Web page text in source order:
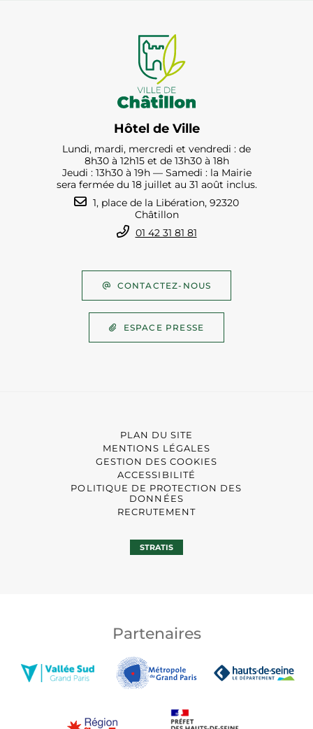
Hôtel de Ville
Lundi, mardi, mercredi et vendredi : de
8h30 à 12h15 et de 13h30 à 18h
Jeudi : 13h30 à 19h — Samedi : la Mairie
sera fermée du 18 juillet au 31 août inclus.
1, place de la Libération, 92320
Châtillon
01 42 31 81 81
CONTACTEZ-NOUS
ESPACE PRESSE
PLAN DU SITE
MENTIONS LÉGALES
GESTION DES COOKIES
ACCESSIBILITÉ
POLITIQUE DE PROTECTION DES
DONNÉES
RECRUTEMENT
STRATIS
Partenaires